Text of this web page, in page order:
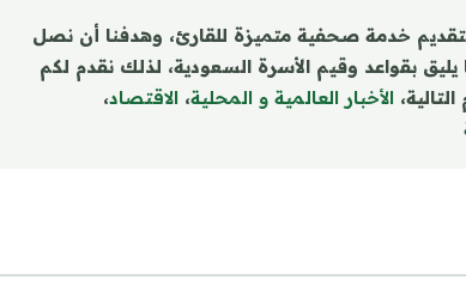
خدمة صحفية متميزة للقارئ، وهدفنا أن نصل
يليق بقواعد وقيم الأسرة السعودية، لذلك نقدم لكم
الأخبار العالمية و المحلية، الاقتصاد،